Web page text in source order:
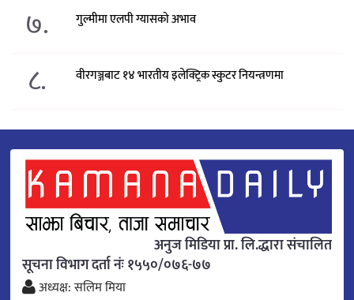
७. गुल्मीमा एलपी ग्यासको अभाव
८. वीरगञ्जबाट १४ भारतीय इलेक्ट्रिक स्कुटर नियन्त्रणमा
अनुज मिडिया प्रा. लि.द्धारा संचालित
सूचना विभाग दर्ता नंः १५५०/०७६-७७
अध्यक्ष: सलिम मिया